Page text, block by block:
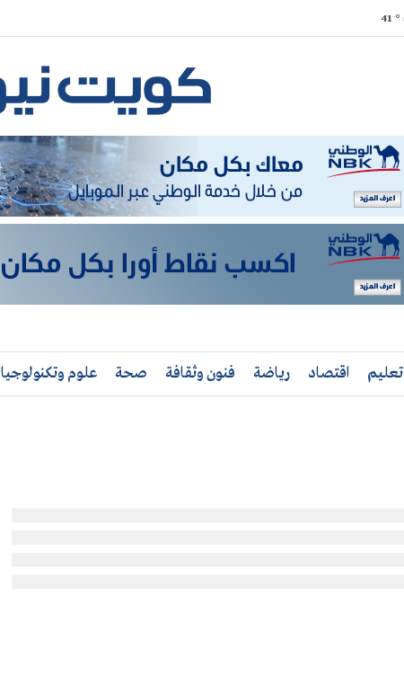
° 41
تعليم اقتصاد رياضة فنون وثقافة صحة علوم وتكنولوجيا